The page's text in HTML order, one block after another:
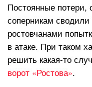
Постоянные потери,
соперникам
ростовчанами
в атаке. При таком
решить какая-то
ворот «Ростова».